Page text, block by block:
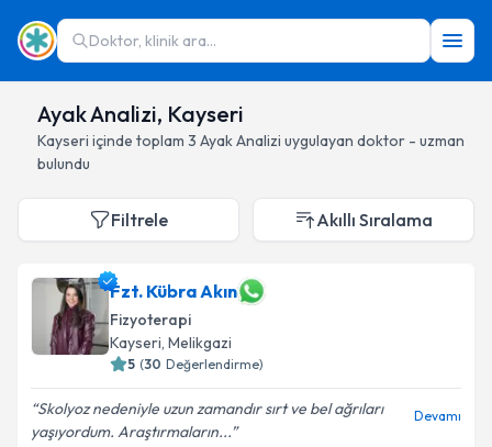
Doktor, klinik ara...
Ayak Analizi, Kayseri
Kayseri içinde toplam 3 Ayak Analizi uygulayan doktor - uzman
bulundu
Filtrele Akıllı Sıralama
Fzt. Kübra Akın
Fizyoterapi
Kayseri, Melikgazi
5 (30 Değerlendirme)
Skolyoz nedeniyle uzun zamandır sırt ve bel ağrıları
yaşıyordum. Araştırmaların...
Devamı